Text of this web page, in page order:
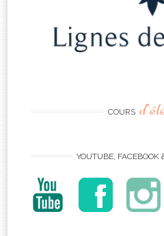
COURS
YOUTUBE, FACEBOOK